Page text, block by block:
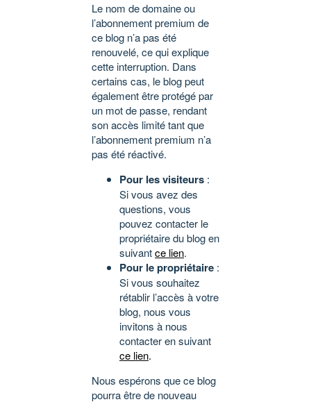
Le nom de domaine ou
l’abonnement premium de
ce blog n’a pas été
renouvelé, ce qui explique
cette interruption. Dans
certains cas, le blog peut
également être protégé par
un mot de passe, rendant
son accès limité tant que
l’abonnement premium n’a
pas été réactivé.
Pour les visiteurs :
Si vous avez des
questions, vous
pouvez contacter le
propriétaire du blog en
suivantce lien.
Pour le propriétaire :
Si vous souhaitez
rétablir l’accès à votre
blog, nous vous
invitons à nous
contacter en suivant
ce lien.
Nous espérons que ce blog
pourra être de nouveau